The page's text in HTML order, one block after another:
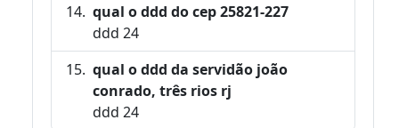
qual o ddd do cep 25821-227
ddd 24
qual o ddd da servidão joão
conrado, três rios rj
ddd 24